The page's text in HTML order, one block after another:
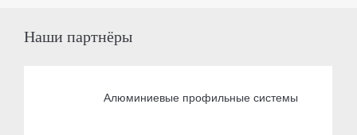
Наши партнёры
Алюминиевые профильные системы